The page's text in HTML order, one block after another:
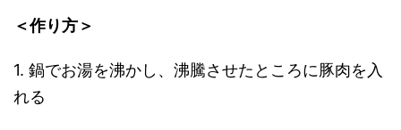
＜作り方＞
1. 鍋でお湯を沸かし、沸騰させたところに豚肉を入
れる